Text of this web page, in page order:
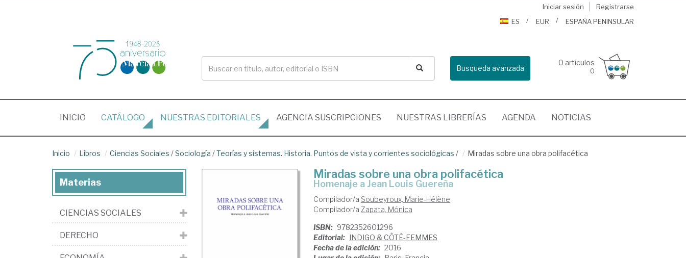
Iniciar sesión
Registrarse
ES
EUR ESPAÑA PENINSULAR
Busqueda avanzada
0 artículos
0
INICIO (CURRENT)
CATÁLOGO NUESTRAS EDITORIALES AGENCIA SUSCRIPCIONES NUESTRAS LIBRERÍAS AGENDA NOTICIAS
Inicio Libros Ciencias Sociales /Sociología /Teorías y sistemas. Historia. Puntos de vista y corrientes sociológicas / Miradas sobre una obra polifacética
Miradas sobre una obra polifacética
Homenaje a Jean Louis Guereña
Compilador/a Soubeyroux, Marie-Hélène
Compilador/a Zapata, Mónica
ISBN: 9782352601296
Editorial: INDIGO & CÔTÉ-FEMMES
Fecha de la edición: 2016
Materias
CIENCIAS SOCIALES
DERECHO